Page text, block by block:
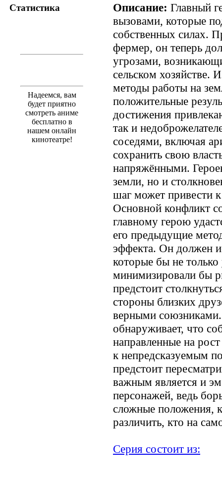
Статистика
Надеемся, вам
будет приятно
смотреть аниме
бесплатно в
нашем онлайн
кинотеатре!
Описание: Главный
вызовами, которые
собственных силах.
фермер, он теперь
угрозами,
сельском хозяйстве.
методы работы на
положительные
достижения
так и
соседями, включая
сохранить свою
напряжёнными.
земли, но и
шаг может привести
Основной конфликт
главному герою
его предыдущие
эффекта. Он должен
которые бы не
минимизировали бы
предстоит
стороны близких
верными
обнаруживает, что
направленные на
к непредсказуемым
предстоит
важным является и
персонажей, ведь
сложные положения,
различить, кто на
Серия состоит из: